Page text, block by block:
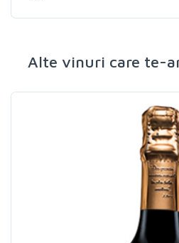
Alte vinuri care te-